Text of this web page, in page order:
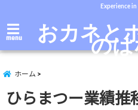
Experience in
menu おカネと
の
ホーム
ひらまつー業績推